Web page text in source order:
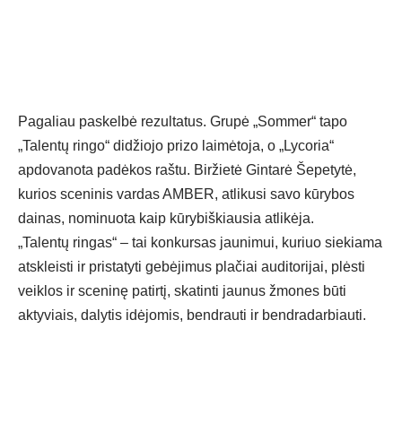
Pagaliau paskelbė rezultatus. Grupė „Sommer“ tapo
„Talentų ringo“ didžiojo prizo laimėtoja, o „Lycoria“
apdovanota padėkos raštu. Biržietė Gintarė Šepetytė,
kurios sceninis vardas AMBER, atlikusi savo kūrybos
dainas, nominuota kaip kūrybiškiausia atlikėja.
„Talentų ringas“ – tai konkursas jaunimui, kuriuo siekiama
atskleisti ir pristatyti gebėjimus plačiai auditorijai, plėsti
veiklos ir sceninę patirtį, skatinti jaunus žmones būti
aktyviais, dalytis idėjomis, bendrauti ir bendradarbiauti.